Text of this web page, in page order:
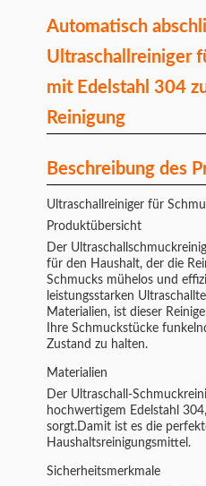
Automatisch
Ultraschallreiniger
mit Edelstahl 304
Reinigung
Beschreibung des
Ultraschallreiniger für
Produktübersicht
Der
für den Haushalt, der die
Schmucks mühelos und
leistungsstarken
Materialien, ist dieser
Ihre Schmuckstücke
Zustand zu halten.
Materialien
Der Ultraschall-
hochwertigem Edelstahl
sorgt.Damit ist es die
Haushaltsreinigungsmittel.
Sicherheitsmerkmale